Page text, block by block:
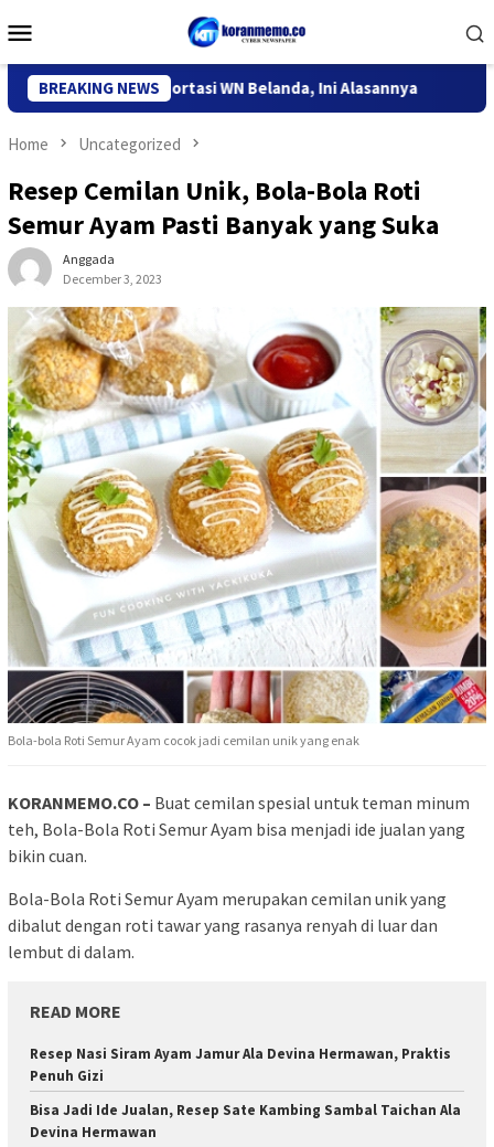
to
Menu
BREAKING NEWS
Kediri Deportasi WN Belanda, Ini Alasannya
Home Uncategorized
Resep Cemilan Unik, Bola-Bola Roti
Semur Ayam Pasti Banyak yang Suka
Anggada
December 3, 2023
Bola-bola Roti Semur Ayam cocok jadi cemilan unik yang enak
KORANMEMO.CO – Buat cemilan spesial untuk teman minum
teh, Bola-Bola Roti Semur Ayam bisa menjadi ide jualan yang
bikin cuan.
Bola-Bola Roti Semur Ayam merupakan cemilan unik yang
dibalut dengan roti tawar yang rasanya renyah di luar dan
lembut di dalam.
READ MORE
Resep Nasi Siram Ayam Jamur Ala Devina Hermawan, Praktis
Penuh Gizi
Bisa Jadi Ide Jualan, Resep Sate Kambing Sambal Taichan Ala
Devina Hermawan